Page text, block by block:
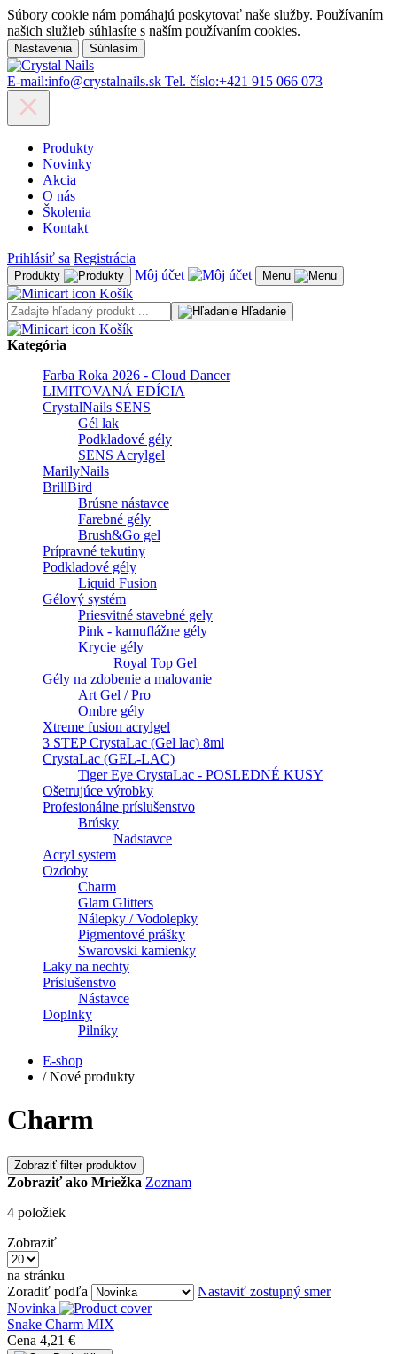
Súbory cookie nám pomáhajú poskytovať naše služby. Používaním
našich služieb súhlasíte s naším používaním cookies.
Nastavenia Súhlasím
E-mail:info@crystalnails.sk Tel. číslo:+421 915 066 073
Produkty
Novinky
Akcia
O nás
Školenia
Kontakt
Prihlásiť sa Registrácia
Produkty Môj účet Menu
Košík
Hľadanie
Košík
Kategória
Farba Roka 2026 - Cloud Dancer
LIMITOVANÁ EDÍCIA
CrystalNails SENS
Gél lak
Podkladové gély
SENS Acrylgel
MarilyNails
BrillBird
Brúsne nástavce
Farebné gély
Brush&Go gel
Prípravné tekutiny
Podkladové gély
Liquid Fusion
Gélový systém
Priesvitné stavebné gely
Pink - kamuflážne gély
Krycie gély
Royal Top Gel
Gély na zdobenie a malovanie
Art Gel / Pro
Ombre gély
Xtreme fusion acrylgel
3 STEP CrystaLac (Gel lac) 8ml
CrystaLac (GEL-LAC)
Tiger Eye CrystaLac - POSLEDNÉ KUSY
Ošetrujúce výrobky
Profesionálne príslušenstvo
Brúsky
Nadstavce
Acryl system
Ozdoby
Charm
Glam Glitters
Nálepky / Vodolepky
Pigmentové prášky
Swarovski kamienky
Laky na nechty
Príslušenstvo
Nástavce
Doplnky
Pilníky
E-shop
/ Nové produkty
Charm
Zobraziť filter produktov
Zobraziť ako Mriežka Zoznam
4 položiek
Zobraziť
na stránku
Zoradiť podľa
Nastaviť zostupný smer
Novinka
Snake Charm MIX
Cena 4,21 €